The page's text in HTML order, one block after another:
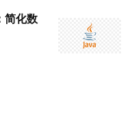
简化数